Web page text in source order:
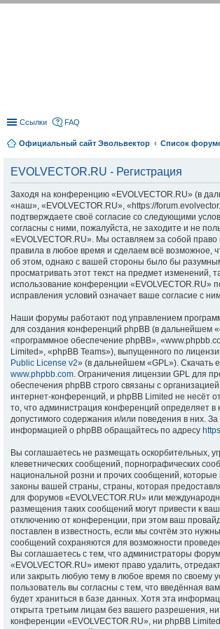
Ссылки FAQ
Официальный сайт Эвольвектор
Список
EVOLVECTOR.RU - Регистрация
Заходя на конференцию «EVOLVECTOR.RU» (в
«наш», «EVOLVECTOR.RU», «https://
подтверждаете своё согласие со следующими
согласны с ними, пожалуйста, не заходите и не
«EVOLVECTOR.RU». Мы оставляем за собой право
правила в любое время и сделаем всё возможное,
об этом, однако с вашей стороны было бы
просматривать этот текст на предмет изменений,
использование конференции «EVOLVECTOR.RU»
исправления условий означает ваше согласие с
Наши форумы работают под управлением
для создания конференций phpBB (в дальнейшем
«программное обеспечение phpBB»,
Limited», «phpBB Teams»), выпущенного по
Public License v2» (в дальнейшем «GPL»). Скачать
www.phpbb.com. Ограничения лицензии GPL для
обеспечения phpBB строго связаны с
интернет-конференций, и phpBB Limited не несёт
то, что администрация конференций определяет в
допустимого содержания и/или поведения в них.
информацией о phpBB обращайтесь по адресу
Вы соглашаетесь не размещать оскорбительных,
клеветнических сообщений, порнографических
национальной розни и прочих сообщений, которые
законы вашей страны, страны, которая
для форумов «EVOLVECTOR.RU» или
размещения таких сообщений могут привести к
отключению от конференции, при этом ваш
поставлен в известность, если мы сочтём это
сообщений сохраняются для возможности
Вы соглашаетесь с тем, что администраторы
«EVOLVECTOR.RU» имеют право удалить,
или закрыть любую тему в любое время по своему
пользователь вы согласны с тем, что введённая
будет храниться в базе данных. Хотя эта
открыта третьим лицам без вашего разрешения,
конференции «EVOLVECTOR.RU», ни phpBB